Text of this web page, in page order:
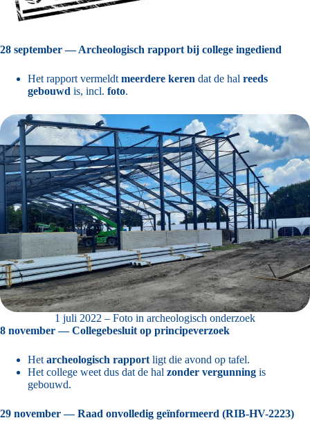
28 september — Archeologisch rapport bij college ingediend
Het rapport vermeldt meerdere keren dat de hal reeds
gebouwd is, incl. foto.
1 juli 2022 – Foto in archeologisch onderzoek
8 november — Collegebesluit op principeverzoek
Het archeologisch rapport ligt die avond op tafel.
Het college weet dus dat de hal zonder vergunning is
gebouwd.
29 november — Raad onvolledig geïnformeerd (RIB-HV-2223)